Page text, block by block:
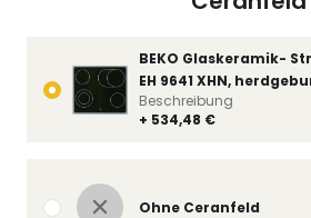
BEKO Glaskeramik-
EH 9641 XHN,
+ 534,48 €
Beschreibung
Ohne Ceranfeld